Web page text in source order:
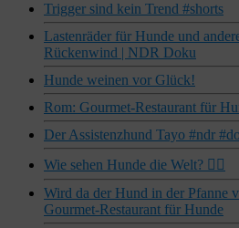
Trigger sind kein Trend #shorts
Lastenräder für Hunde und
Rückenwind | NDR Doku
Hunde weinen vor Glück!
Rom: Gourmet-Restaurant für
Der Assistenzhund Tayo #ndr
Wie sehen Hunde die Welt? 🐕‍🦺
Wird da der Hund in der Pfanne
Gourmet-Restaurant für Hunde